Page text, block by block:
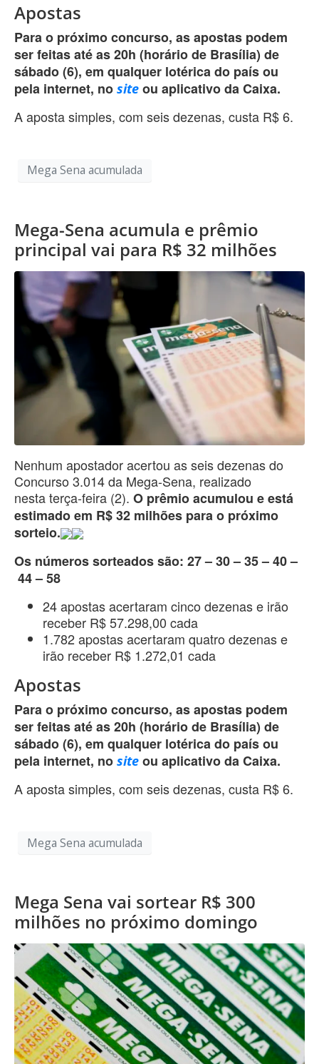
Apostas
Para o próximo concurso, as apostas podem
ser feitas até as 20h (horário de Brasília) de
sábado (6), em qualquer lotérica do país ou
pela internet, no site ou aplicativo da Caixa.
A aposta simples, com seis dezenas, custa R$ 6.
Mega Sena acumulada
Mega-Sena acumula e prêmio
principal vai para R$ 32 milhões
Nenhum apostador acertou as seis dezenas do
Concurso 3.014 da Mega-Sena, realizado
nesta terça-feira (2). O prêmio acumulou e está
estimado em R$ 32 milhões para o próximo
sorteio.
Os números sorteados são: 27 – 30 – 35 – 40 –
44 – 58
24 apostas acertaram cinco dezenas e irão
receber R$ 57.298,00 cada
1.782 apostas acertaram quatro dezenas e
irão receber R$ 1.272,01 cada
Apostas
Para o próximo concurso, as apostas podem
ser feitas até as 20h (horário de Brasília) de
sábado (6), em qualquer lotérica do país ou
pela internet, no site ou aplicativo da Caixa.
A aposta simples, com seis dezenas, custa R$ 6.
Mega Sena acumulada
Mega Sena vai sortear R$ 300
milhões no próximo domingo